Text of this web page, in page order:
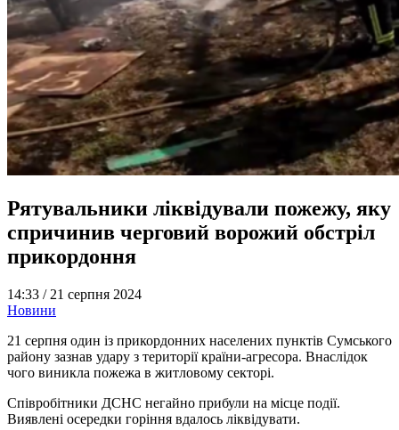
Рятувальники ліквідували пожежу, яку
спричинив черговий ворожий обстріл
прикордоння
14:33 / 21 серпня 2024
Новини
21 серпня один із прикордонних населених пунктів Сумського
району зазнав удару з території країни-агресора. Внаслідок
чого виникла пожежа в житловому секторі.
Співробітники ДСНС негайно прибули на місце події.
Виявлені осередки горіння вдалось ліквідувати.